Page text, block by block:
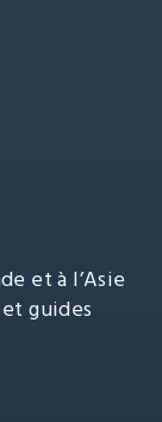
et à l’Asie
guides